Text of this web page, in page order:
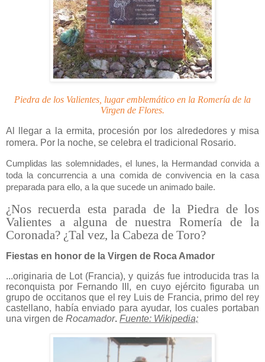
Piedra de los Valientes, lugar emblemático en la Romería de la
Virgen de Flores.
Al llegar a la ermita, procesión por los alrededores y misa
romera. Por la noche, se celebra el tradicional Rosario.
Cumplidas las solemnidades, el lunes, la Hermandad convida a
toda la concurrencia a una comida de convivencia en la casa
preparada para ello, a la que sucede un animado baile.
¿Nos recuerda esta parada de la Piedra de los
Valientes a alguna de nuestra Romería de la
Coronada? ¿Tal vez, la Cabeza de Toro?
Fiestas en honor de la Virgen de Roca Amador
...originaria de Lot (Francia), y quizás fue introducida tras la
reconquista por Fernando III, en cuyo ejército figuraba un
grupo de occitanos que el rey Luis de Francia, primo del rey
castellano, había enviado para ayudar, los cuales portaban
una virgen de Rocamador. Fuente: Wikipedia;